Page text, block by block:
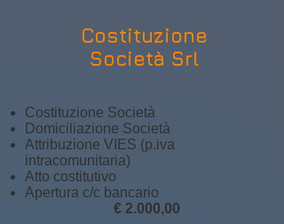
Costituzione
Società Srl
Costituzione Società
Domiciliazione Società
Attribuzione VIES (p.iva
intracomunitaria)
Atto costitutivo
Apertura c/c bancario
€ 2.000,00